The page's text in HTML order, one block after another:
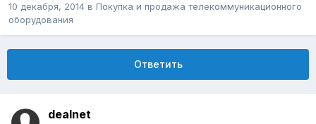
10 декабря, 2014 в Покупка и продажа телекоммуникационного
оборудования
Ответить
dealnet